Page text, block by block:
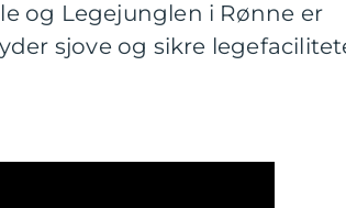
og Legejunglen i Rønne er
sjove og sikre